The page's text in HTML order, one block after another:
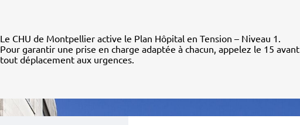
Le CHU de Montpellier active le Plan Hôpital en Tension – Niveau 1.
Pour garantir une prise en charge adaptée à chacun, appelez le 15 avant
tout déplacement aux urgences.